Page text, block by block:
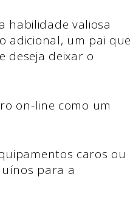
habilidade valiosa
adicional, um pai que
deseja deixar o
on-line como um
caros ou
para a